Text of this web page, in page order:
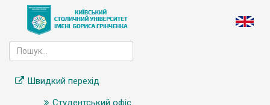
Швидкий перехід
Студентський офіс